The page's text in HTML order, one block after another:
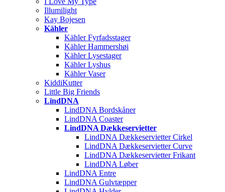
Illumilight
Kay Bojesen
Kähler
Kähler Fyrfadsstager
Kähler Hammershøi
Kähler Lysestager
Kähler Lyshus
Kähler Vaser
KiddiKutter
Little Big Friends
LïndDNA
LindDNA Bordskåner
LindDNA Coaster
LindDNA Dækkeservietter
LindDNA Dækkeservietter Cirkel
LindDNA Dækkeservietter Curve
LindDNA Dækkeservietter Frikant
LindDNA Løber
LindDNA Entre
LindDNA Gulvtæpper